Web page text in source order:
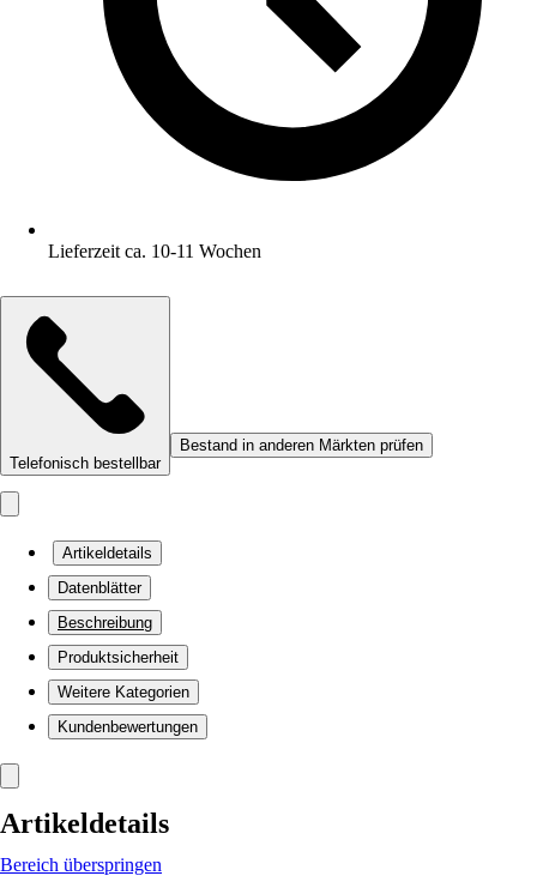
Lieferzeit ca. 10-11 Wochen
Telefonisch bestellbar
Bestand in anderen Märkten prüfen
Artikeldetails
Datenblätter
Beschreibung
Produktsicherheit
Weitere Kategorien
Kundenbewertungen
Artikeldetails
Bereich überspringen